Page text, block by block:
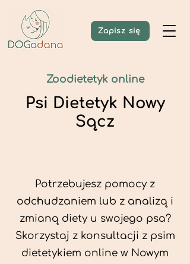
Zapisz się
Zoodietetyk online
Psi Dietetyk Nowy
Sącz
Potrzebujesz pomocy z
odchudzaniem lub z analizą i
zmianą diety u swojego psa?
Skorzystaj z konsultacji z psim
dietetykiem online w Nowym